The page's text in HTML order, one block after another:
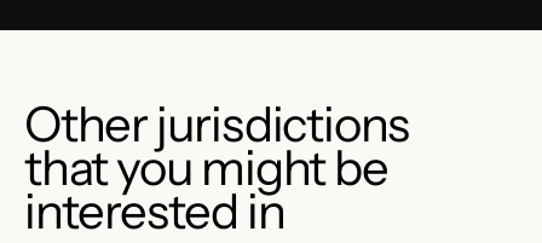
Other jurisdictions
that you might be
interested in